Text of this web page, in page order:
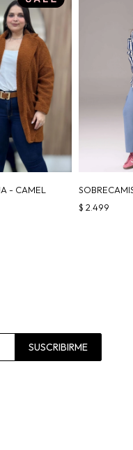
- CAMEL
$ 2.499
SUSCRIBIRME